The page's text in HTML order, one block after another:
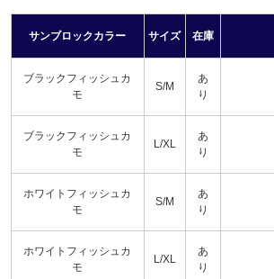
サンブロックカラー サイズ 在庫
ブラックフィッシュカ
モ
S/M
あ
り
ブラックフィッシュカ
モ
L/XL
あ
り
ホワイトフィッシュカ
モ
S/M
あ
り
ホワイトフィッシュカ
モ
L/XL
あ
り